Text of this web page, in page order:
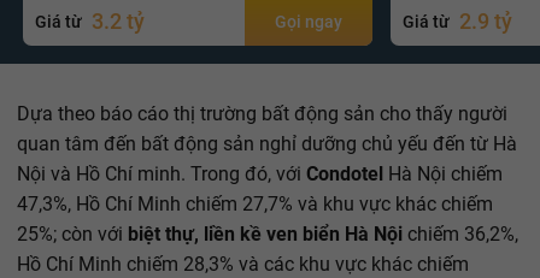
Giá từ 3.2 tỷ Gọi ngay Giá từ 2.9 tỷ
Dựa theo báo cáo thị trường bất động sản cho thấy người
quan tâm đến bất động sản nghỉ dưỡng chủ yếu đến từ Hà
Nội và Hồ Chí minh. Trong đó, với Condotel
Hà Nội chiếm
47,3%, Hồ Chí Minh chiếm 27,7% và khu vực khác chiếm
25%; còn với biệt thự, liền kề ven biển Hà Nội chiếm 36,2%,
Hồ Chí Minh chiếm 28,3% và các khu vực khác chiếm